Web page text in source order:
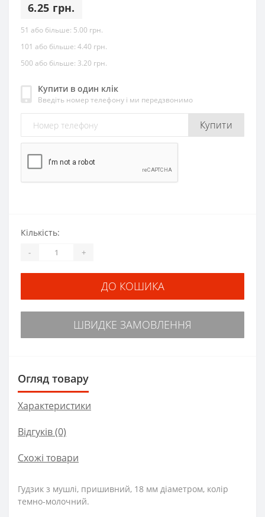
6.25 грн.
51 або більше: 5.00 грн.
101 або більше: 4.40 грн.
500 або більше: 3.20 грн.
Купити в один клік
Введіть номер телефону і ми передзвонимо
Купити
Кількість:
- +
ДО КОШИКА
ШВИДКЕ ЗАМОВЛЕННЯ
Огляд товару
Характеристики
Відгуків (0)
Схожі товари
Гудзик з мушлі, пришивний, 18 мм діаметром, колір
темно-молочний.